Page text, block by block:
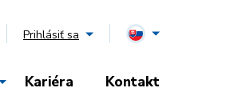
Prihlásiť sa
Kariéra Kontakt